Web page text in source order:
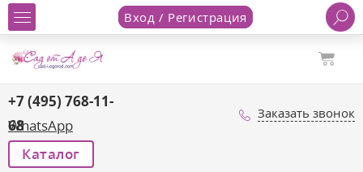
Вход / Регистрация
+7 (495) 768-11-
68
WhatsApp
Заказать звонок
Каталог